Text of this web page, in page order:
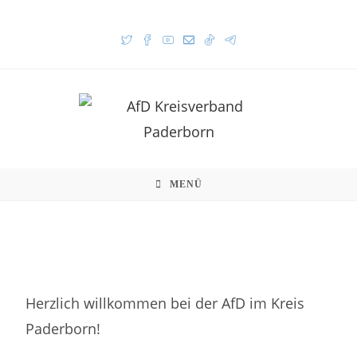
MENÜ
Herzlich willkommen bei der AfD im Kreis
Paderborn!